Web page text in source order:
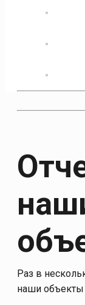
Раз в
наши объекты